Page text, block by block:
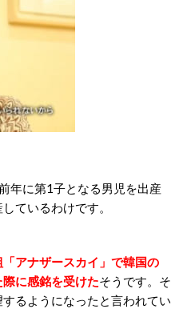
年に第1子となる男児を出産
ているわけです。
「アナザースカイ」で韓国の
際に感銘を受けたそうです。そ
るようになったと言われてい